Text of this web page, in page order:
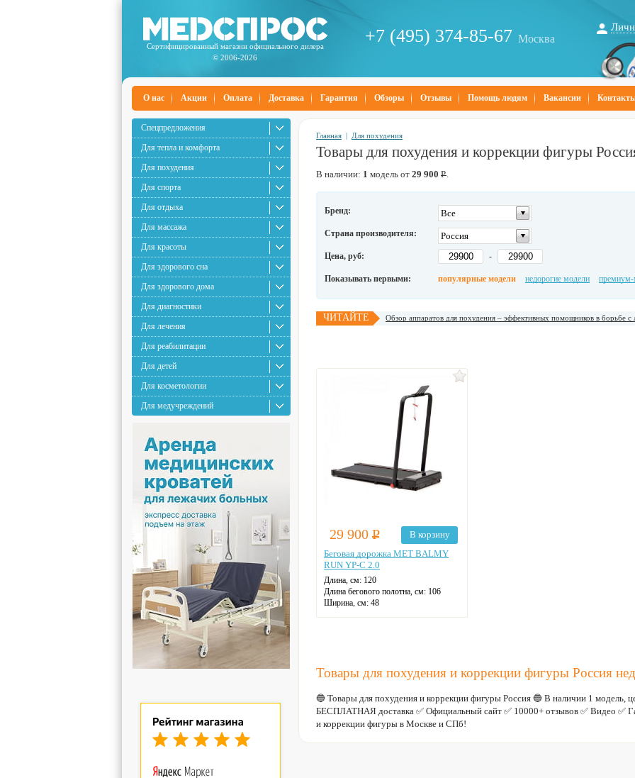
Сертифицированный магазин официального дилера
© 2006-2026
+7 (495) 374-85-67 Москва
О нас Акции Оплата Доставка Гарантия Обзоры Отзывы Помощь людям Вакансии
Спецпредложения
Для тепла и комфорта
Для похудения
Для спорта
Для отдыха
Для массажа
Для красоты
Для здорового сна
Для здорового дома
Для диагностики
Для лечения
Для реабилитации
Для детей
Для косметологии
Для медучреждений
Главная | Для похудения
Товары для похудения и коррекции фигуры
В наличии: 1 модель от 29 900 Р.
Бренд: Все
Страна производителя: Россия
Цена, руб: -
Показывать первыми: популярные модели недорогие модели премиум-
ЧИТАЙТЕ Обзор аппаратов для похудения – эффективных помощников в борьбе
29 900 Р
В корзину
Беговая дорожка MET BALMY
RUN YP-C 2.0
Длина, см: 120
Длина бегового полотна, см: 106
Ширина, см: 48
Товары для похудения и коррекции фигуры Россия
🔵 Товары для похудения и коррекции фигуры Россия 🔵 В наличии 1 модель,
БЕСПЛАТНАЯ доставка ✅ Официальный сайт ✅ 10000+ отзывов ✅ Видео ✅
и коррекции фигуры в Москве и СПб!